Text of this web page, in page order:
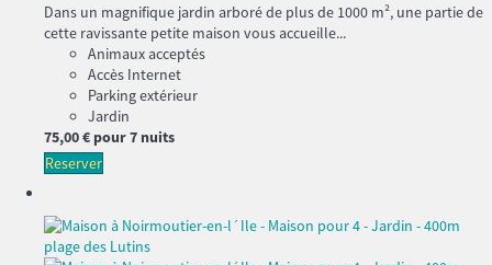
Dans un magnifique jardin arboré de plus de 1000 m², une partie de
cette ravissante petite maison vous accueille...
Animaux acceptés
Accès Internet
Parking extérieur
Jardin
75,00 € pour 7 nuits
Reserver